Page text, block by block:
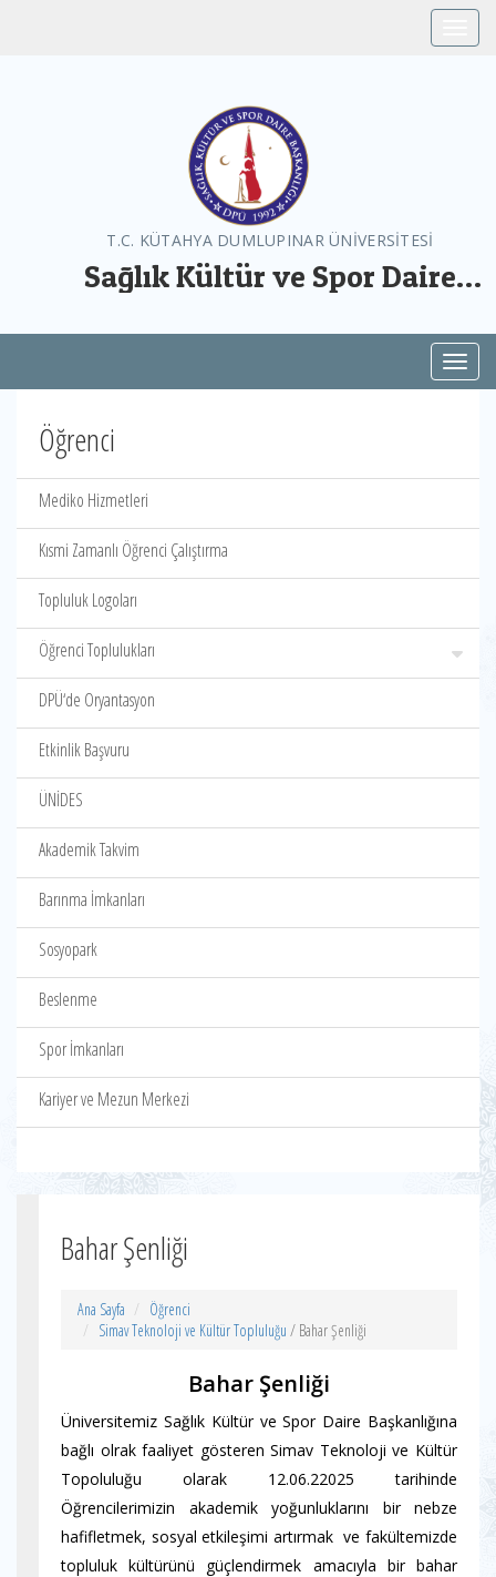
T.C. KÜTAHYA DUMLUPINAR ÜNİVERSİTESİ
Sağlık Kültür ve Spor Daire
Öğrenci
Mediko Hizmetleri
Kısmi Zamanlı Öğrenci Çalıştırma
Topluluk Logoları
Öğrenci Toplulukları
DPÜ‘de Oryantasyon
Etkinlik Başvuru
ÜNİDES
Akademik Takvim
Barınma İmkanları
Sosyopark
Beslenme
Spor İmkanları
Kariyer ve Mezun Merkezi
Bahar Şenliği
Ana Sayfa
Öğrenci
Simav Teknoloji ve Kültür Topluluğu / Bahar Şenliği
Bahar Şenliği
Üniversitemiz Sağlık Kültür ve Spor Daire Başkanlığına
bağlı olrak faaliyet gösteren Simav Teknoloji ve Kültür
Topoluluğu olarak 12.06.22025 tarihinde
Öğrencilerimizin akademik yoğunluklarını bir nebze
hafifletmek, sosyal etkileşimi artırmak ve fakültemizde
topluluk kültürünü güçlendirmek amacıyla bir bahar